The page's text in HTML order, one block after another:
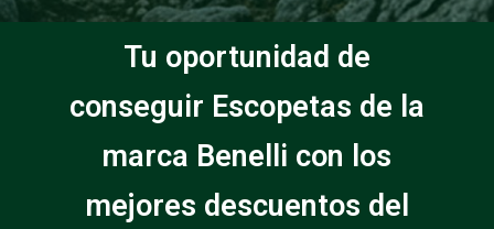
Tu oportunidad de
conseguir Escopetas de la
marca Benelli con los
mejores descuentos del